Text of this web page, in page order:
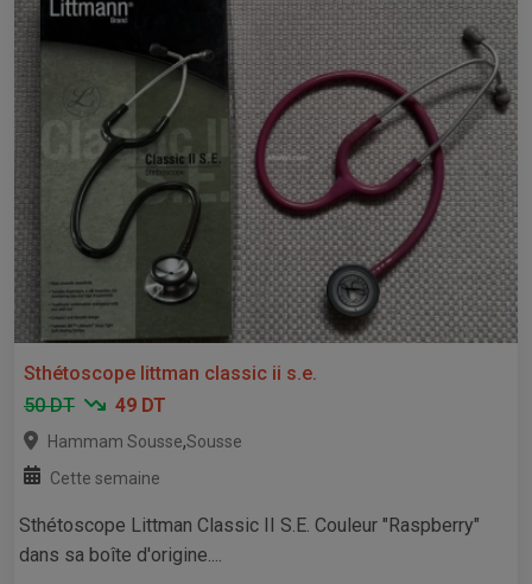
Sthétoscope littman classic ii s.e.
50 DT
49 DT
Hammam Sousse,Sousse
Cette semaine
Sthétoscope Littman Classic II S.E. Couleur "Raspberry"
dans sa boîte d'origine....